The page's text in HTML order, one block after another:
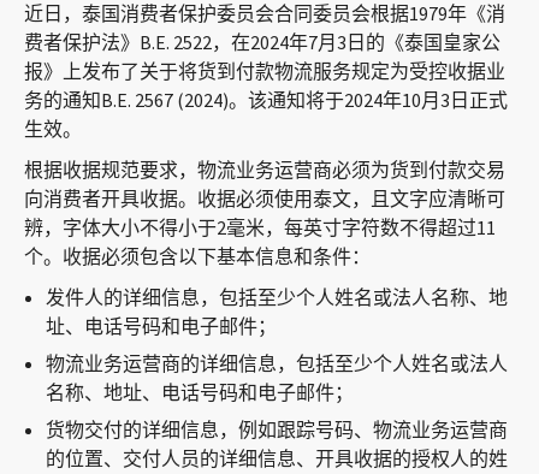
近日，泰国消费者保护委员会合同委员会根据1979年《消
费者保护法》B.E. 2522，在2024年7月3日的《泰国皇家公
报》上发布了关于将货到付款物流服务规定为受控收据业
务的通知B.E. 2567 (2024)。该通知将于2024年10月3日正式
生效。
根据收据规范要求，物流业务运营商必须为货到付款交易
向消费者开具收据。收据必须使用泰文，且文字应清晰可
辨，字体大小不得小于2毫米，每英寸字符数不得超过11
个。收据必须包含以下基本信息和条件：
发件人的详细信息，包括至少个人姓名或法人名称、地
址、电话号码和电子邮件；
物流业务运营商的详细信息，包括至少个人姓名或法人
名称、地址、电话号码和电子邮件；
货物交付的详细信息，例如跟踪号码、物流业务运营商
的位置、交付人员的详细信息、开具收据的授权人的姓